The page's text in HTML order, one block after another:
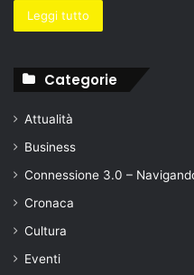
Leggi tutto
Categorie
Attualità
Business
Connessione 3.0 –
Cronaca
Cultura
Eventi